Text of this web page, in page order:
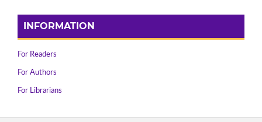
INFORMATION
For Readers
For Authors
For Librarians